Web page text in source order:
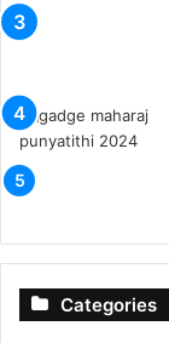
Categories